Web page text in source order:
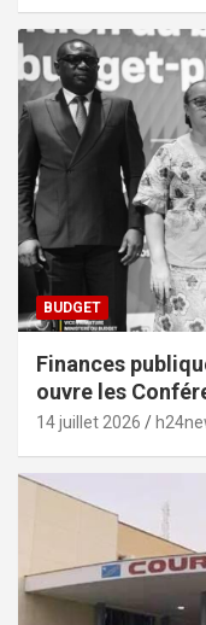
BUDGET
Finances
ouvre les
prélude au
14 juillet 2026